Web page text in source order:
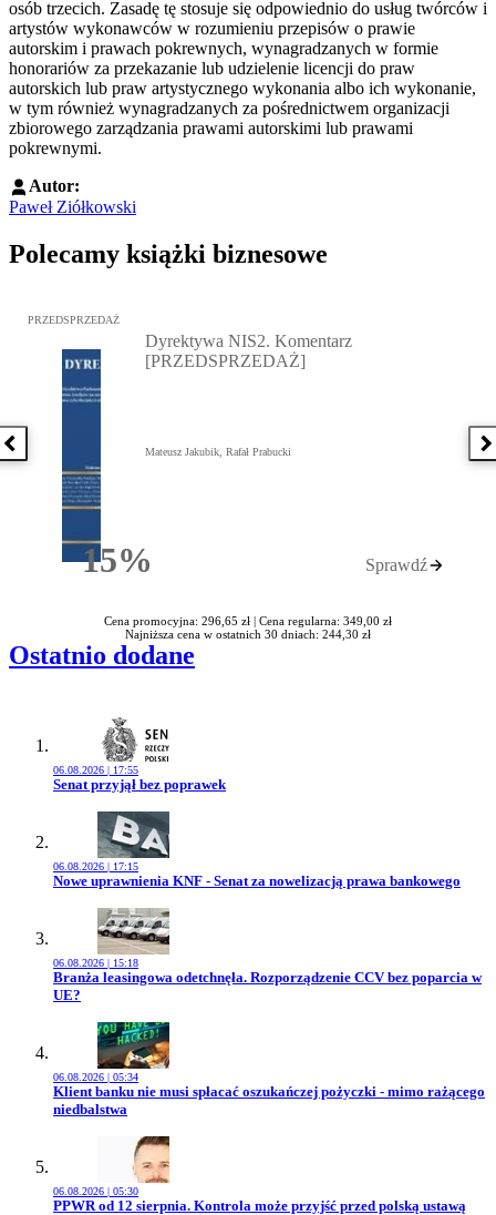
osób trzecich. Zasadę tę stosuje się odpowiednio do usług twórców i
artystów wykonawców w rozumieniu przepisów o prawie
autorskim i prawach pokrewnych, wynagradzanych w formie
honorariów za przekazanie lub udzielenie licencji do praw
autorskich lub praw artystycznego wykonania albo ich wykonanie,
w tym również wynagradzanych za pośrednictwem organizacji
zbiorowego zarządzania prawami autorskimi lub prawami
pokrewnymi.
Autor:
Paweł Ziółkowski
Polecamy książki biznesowe
Poprzednia książka
Przejdź do: Dyrektywa NIS2. Komentarz [PRZEDSPRZEDAŻ],
PRZEDSPRZEDAŻ
15%Rabatu
Dyrektywa NIS2. Komentarz
[PRZEDSPRZEDAŻ]
Mateusz Jakubik, Rafał Prabucki
Sprawdź
Cena promocyjna: 296,65 zł | Cena regularna: 349,00 zł
Najniższa cena w ostatnich 30 dniach: 244,30 zł
Ostatnio dodane
06.08.2026 | 17:55
Przejdź do artykułu:
Senat przyjął bez poprawek
06.08.2026 | 17:15
Przejdź do artykułu:
Nowe uprawnienia KNF - Senat za nowelizacją prawa bankowego
06.08.2026 | 15:18
Przejdź do artykułu:
Branża leasingowa odetchnęła. Rozporządzenie CCV bez poparcia w
UE?
06.08.2026 | 05:34
Przejdź do artykułu:
Klient banku nie musi spłacać oszukańczej pożyczki - mimo rażącego
niedbalstwa
06.08.2026 | 05:30
Przejdź do artykułu:
PPWR od 12 sierpnia. Kontrola może przyjść przed polską ustawą